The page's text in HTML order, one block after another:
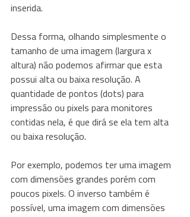
inserida.
Dessa forma, olhando simplesmente o
tamanho de uma imagem (largura x
altura) não podemos afirmar que esta
possui alta ou baixa resolução. A
quantidade de pontos (dots) para
impressão ou pixels para monitores
contidas nela, é que dirá se ela tem alta
ou baixa resolução.
Por exemplo, podemos ter uma imagem
com dimensões grandes porém com
poucos pixels. O inverso também é
possível, uma imagem com dimensões